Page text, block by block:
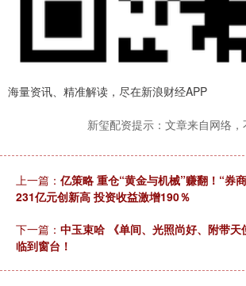
海量资讯、精准解读，尽在新浪财经APP
新玺配资提示：文章来自网络，
上一篇： 亿策略 重仓“黄金与机械”赚翻！“券
231亿元创新高 投资收益激增190％
下一篇： 中玉束哈 《单间、光照尚好、附带天
临到窗台！